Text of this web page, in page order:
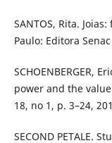
SANTOS, Rita.
Paulo: Editora
SCHOENBERGER,
power and the
18, no 1, p. 3–24,
SECOND PETALE.